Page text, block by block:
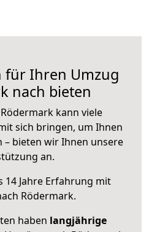
für Ihren Umzug
nach bieten
kann viele
sich bringen, um Ihnen
– bieten wir Ihnen unsere
an.
14 Jahre Erfahrung mit
Rödermark.
haben langjährige